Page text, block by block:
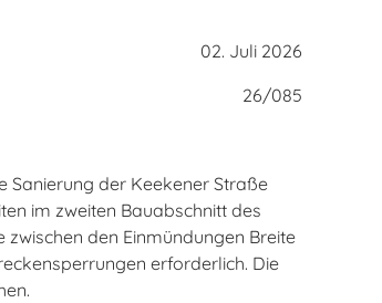
02. Juli 2026
26/085
Sanierung der Keekener Straße
im zweiten Bauabschnitt des
den Einmündungen Breite
erforderlich. Die